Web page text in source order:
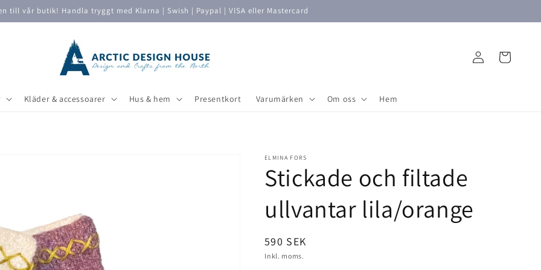
till vår butik! Handla tryggt med Klarna | Swish | Paypal | VISA eller Mastercard
Kläder & accessoarer Hus & hem Presentkort Varumärken Om oss Hem
in
Varukorg
ELMINA FORS
Stickade och filtade
ullvantar lila/orange
Ordinarie
pris
590 SEK
Inkl. moms.